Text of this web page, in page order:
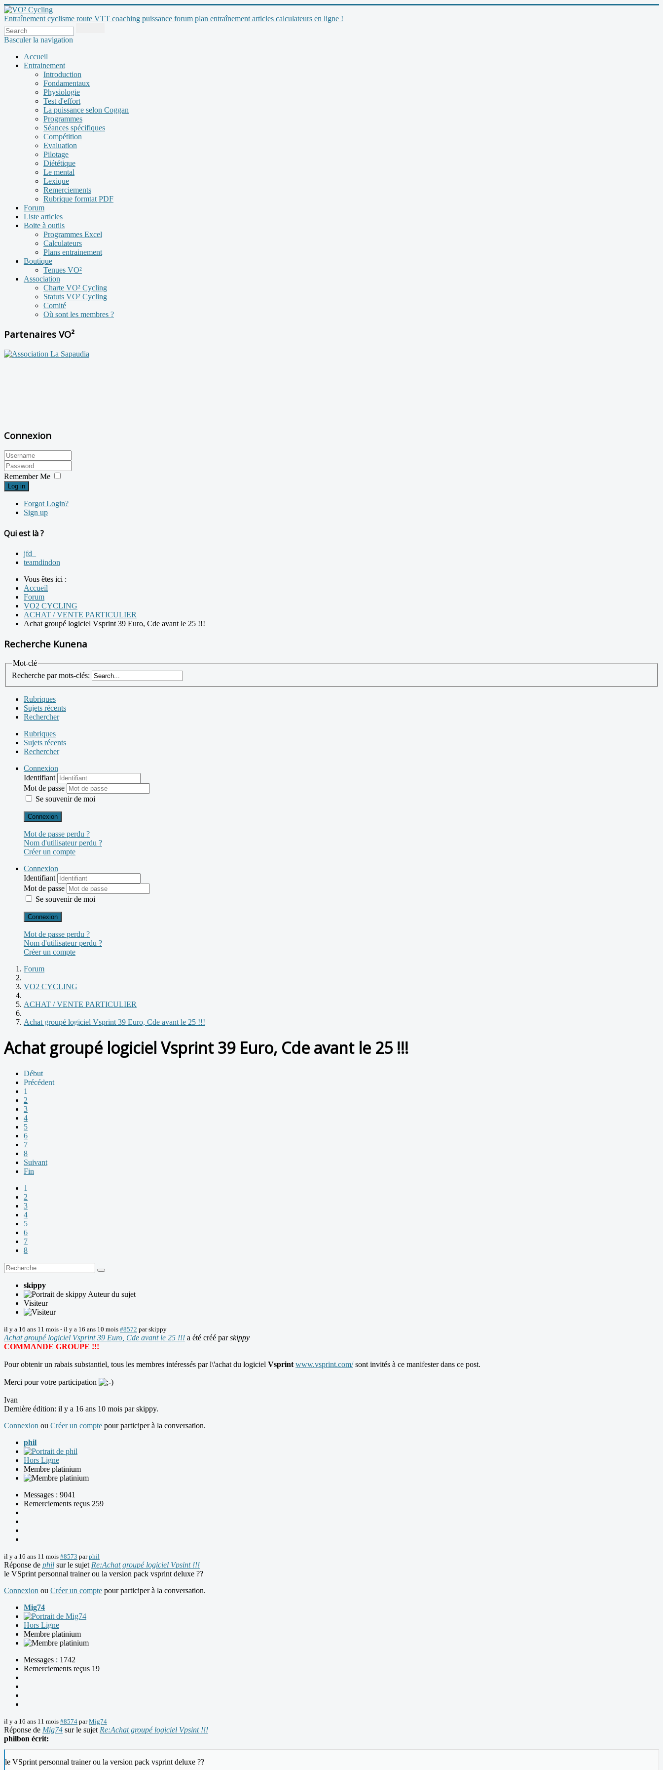
Entraînement cyclisme route VTT coaching puissance forum plan entraînement articles calculateurs en ligne !
Basculer la navigation
Accueil
Entrainement
Introduction
Fondamentaux
Physiologie
Test d'effort
La puissance selon Coggan
Programmes
Séances spécifiques
Compétition
Evaluation
Pilotage
Diététique
Le mental
Lexique
Remerciements
Rubrique formtat PDF
Forum
Liste articles
Boite à outils
Programmes Excel
Calculateurs
Plans entrainement
Boutique
Tenues VO²
Association
Charte VO² Cycling
Statuts VO² Cycling
Comité
Où sont les membres ?
Partenaires VO²
Connexion
Remember Me
Log in
Forgot Login?
Sign up
Qui est là ?
jfd_
teamdindon
Vous êtes ici :
Accueil
Forum
VO2 CYCLING
ACHAT / VENTE PARTICULIER
Achat groupé logiciel Vsprint 39 Euro, Cde avant le 25 !!!
Recherche Kunena
Mot-clé
Recherche par mots-clés:
Rubriques
Sujets récents
Rechercher
Rubriques
Sujets récents
Rechercher
Connexion
Identifiant
Mot de passe
Se souvenir de moi
Connexion
Mot de passe perdu ?
Nom d'utilisateur perdu ?
Créer un compte
Connexion
Identifiant
Mot de passe
Se souvenir de moi
Connexion
Mot de passe perdu ?
Nom d'utilisateur perdu ?
Créer un compte
Forum
VO2 CYCLING
ACHAT / VENTE PARTICULIER
Achat groupé logiciel Vsprint 39 Euro, Cde avant le 25 !!!
Achat groupé logiciel Vsprint 39 Euro, Cde avant le 25 !!!
Début
Précédent
1
2
3
4
5
6
7
8
Suivant
Fin
1
2
3
4
5
6
7
8
skippy
Auteur du sujet
Visiteur
il y a 16 ans 11 mois - il y a 16 ans 10 mois #8572 parskippy
Achat groupé logiciel Vsprint 39 Euro, Cde avant le 25 !!! a été créé parskippy
COMMANDE GROUPE !!!
Pour obtenir un rabais substantiel, tous les membres intéressés par l\'achat du logiciel Vsprint www.vsprint.com/sont invités à ce manifester dans ce post.
Merci pour votre participation
Ivan
Dernière édition: il y a 16 ans 10 mois parskippy.
Connexion ou Créer un compte pour participer à la conversation.
phil
Hors Ligne
Membre platinium
Messages : 9041
Remerciements reçus 259
il y a 16 ans 11 mois #8573 parphil
Réponse de phil sur le sujet Re:Achat groupé logiciel Vpsint !!!
le VSprint personnal trainer ou la version pack vsprint deluxe ??
Connexion ou Créer un compte pour participer à la conversation.
Mig74
Hors Ligne
Membre platinium
Messages : 1742
Remerciements reçus 19
il y a 16 ans 11 mois #8574 parMig74
Réponse de Mig74 sur le sujet Re:Achat groupé logiciel Vpsint !!!
philbon écrit:
le VSprint personnal trainer ou la version pack vsprint deluxe ??